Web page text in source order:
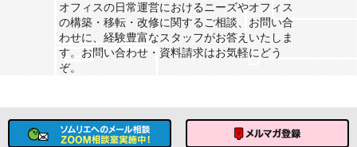
オフィスの日常運営におけるニーズやオフィス
の構築・移転・改修に関するご相談、お問い合
わせに、経験豊富なスタッフがお答えいたしま
す。お問い合わせ・資料請求はお気軽にどう
ぞ。